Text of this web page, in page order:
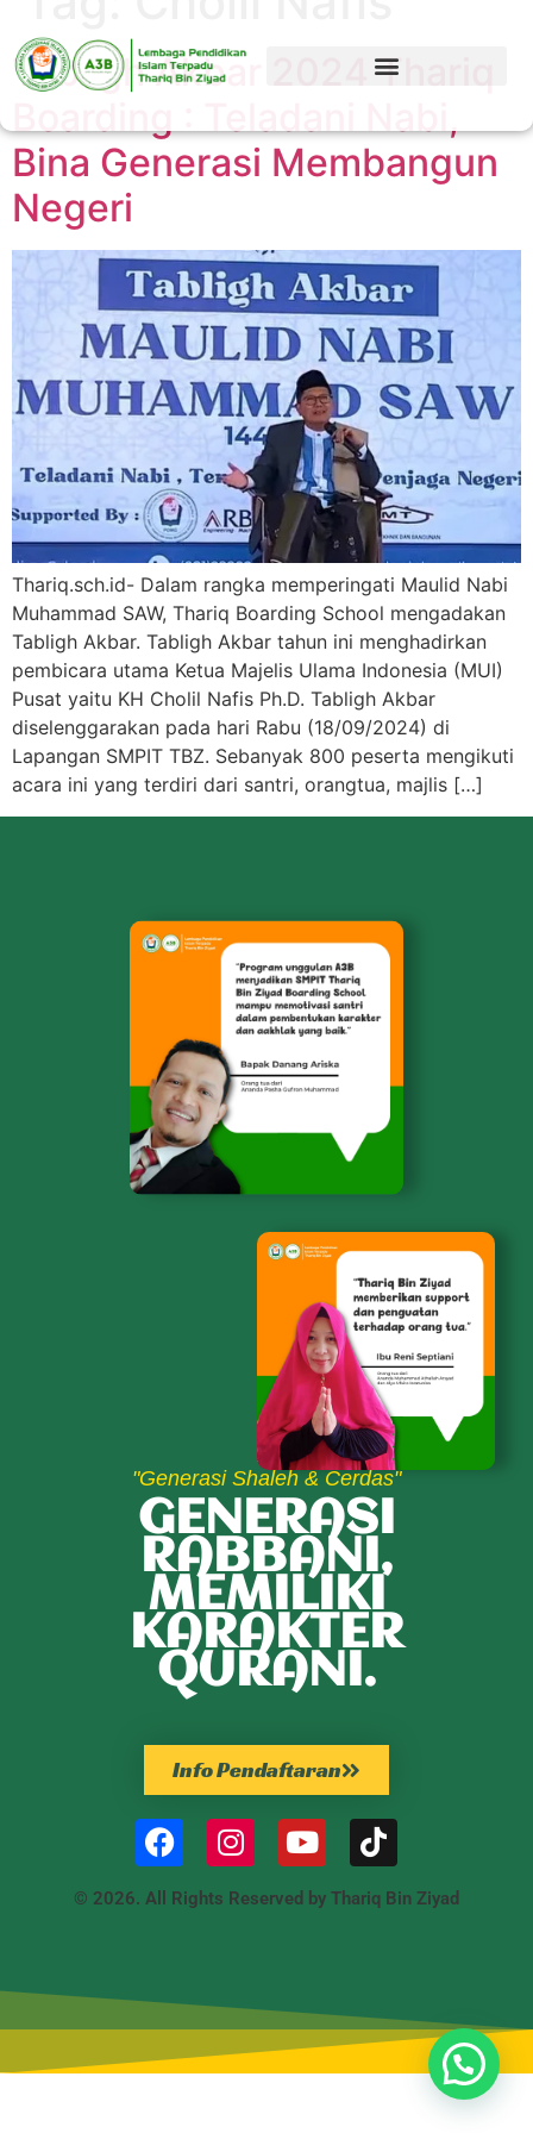
Tabligh Akbar 2024 Thariq
Bina Generasi Membangun
Negeri
Thariq.sch.id- Dalam rangka memperingati Maulid Nabi
Muhammad SAW, Thariq Boarding School mengadakan
Tabligh Akbar. Tabligh Akbar tahun ini menghadirkan
pembicara utama Ketua Majelis Ulama Indonesia (MUI)
Pusat yaitu KH Cholil Nafis Ph.D. Tabligh Akbar
diselenggarakan pada hari Rabu (18/09/2024) di
Lapangan SMPIT TBZ. Sebanyak 800 peserta mengikuti
acara ini yang terdiri dari santri, orangtua, majlis […]
"Generasi Shaleh & Cerdas"
GENERASI
RABBANI,
MEMILIKI
KARAKTER
QURANI.
Info Pendaftaran
© 2026. All Rights Reserved by Thariq Bin Ziyad